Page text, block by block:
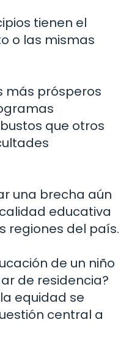
tienen el
o las mismas
más prósperos
que otros
una brecha aún
educativa
regiones del país.
de un niño
de residencia?
equidad se
central a